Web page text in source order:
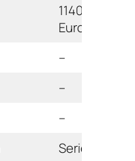
1140
Euro
–
–
–
Serie